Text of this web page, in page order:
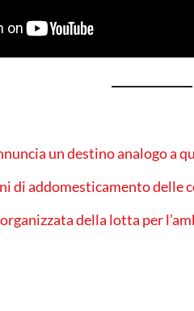
un destino analogo a
di addomesticamento delle
della lotta per